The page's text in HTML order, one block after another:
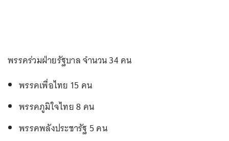
พรรคร่วมฝ่ายรัฐบาล จำนวน 34 คน
พรรคเพื่อไทย 15 คน
พรรคภูมิใจไทย 8 คน
พรรคพลังประชารัฐ 5 คน